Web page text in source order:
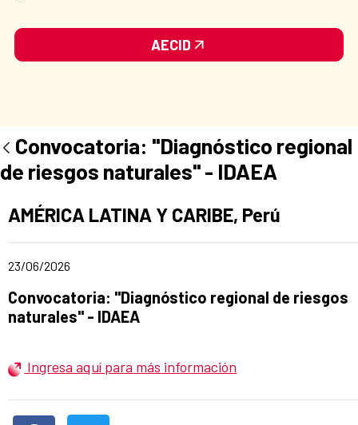
AECID
Convocatoria: "Diagnóstico regional
de riesgos naturales" - IDAEA
Ad section:
AMÉRICA LATINA Y CARIBE, Perú
Date of publication of the news item
23/06/2026
Title of the announcement:
Convocatoria: "Diagnóstico regional de riesgos
naturales" - IDAEA
Ingresa aquí para más información